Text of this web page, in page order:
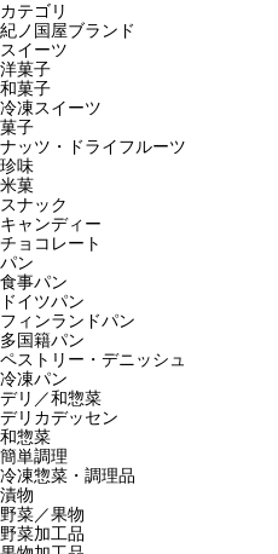
カテゴリ
紀ノ国屋ブランド
スイーツ
洋菓子
和菓子
冷凍スイーツ
菓子
ナッツ・ドライフルーツ
珍味
米菓
スナック
キャンディー
チョコレート
パン
食事パン
ドイツパン
フィンランドパン
多国籍パン
ペストリー・デニッシュ
冷凍パン
デリ／和惣菜
デリカデッセン
和惣菜
簡単調理
冷凍惣菜・調理品
漬物
野菜／果物
野菜加工品